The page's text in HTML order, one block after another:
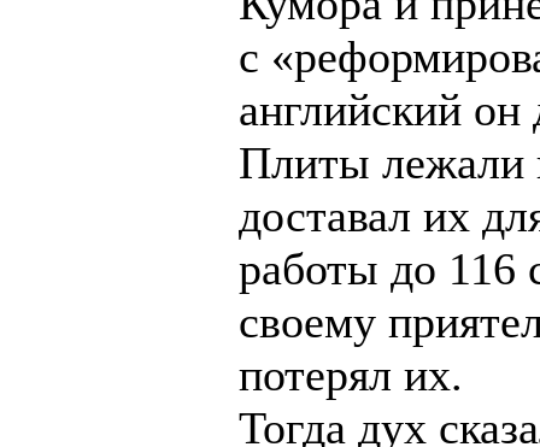
с
английский
Плиты лежали
доставал их
работы до 116
своему
потерял их.
Тогда дух